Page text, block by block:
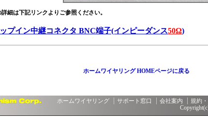
細は下記リンクよりご参照ください。
プイン中継コネクタ BNC端子(インピーダンス50Ω)
ホームワイヤリング HOMEページに戻る
ホームワイヤリング サポート窓口 会社案内 規約